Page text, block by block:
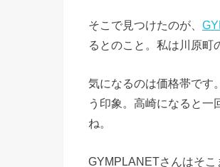
そこで見つけたのが、
るとのこと。私は川原町
気になるのは価格帯です
う印象。高崎になると
ね。
GYMPLANETさんはそ